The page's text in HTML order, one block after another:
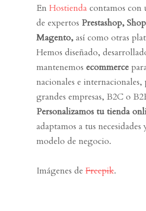
En Hostienda contamos con
de expertos Prestashop,
Magento, así como otras
Hemos diseñado,
mantenemos ecommerce
nacionales e internacionales,
grandes empresas, B2C o
Personalizamos tu tienda
adaptamos a tus necesidades
modelo de negocio.
Imágenes de Freepik.